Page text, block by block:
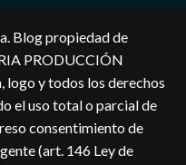
Blog propiedad de
PRODUCCIÓN
y todos los derechos
el uso total o parcial de
consentimiento de
(art. 146 Ley de